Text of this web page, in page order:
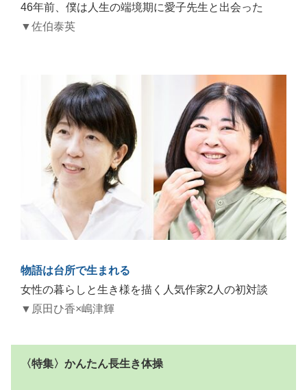
46年前、僕は人生の端境期に愛子先生と出会った
▼佐伯泰英
物語は台所で生まれる
女性の暮らしと生き様を描く人気作家2人の初対談
▼原田ひ香×嶋津輝
〈特集〉かんたん長生き体操